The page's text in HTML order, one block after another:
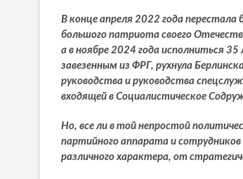
В конце апреля 2022 года
большого патриота своего
а в ноябре 2024 года исполниться
завезенным из ФРГ, рухнула
руководства и руководства
входящей в Социалистическое
Но, все ли в той непростой
партийного аппарата и
различного характера, от